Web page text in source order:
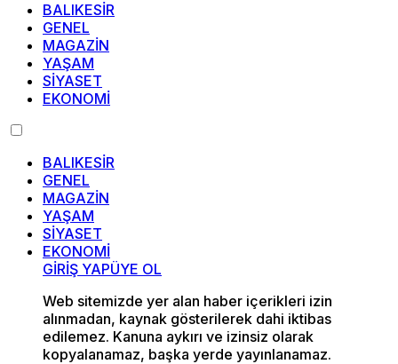
BALIKESİR
GENEL
MAGAZİN
YAŞAM
SİYASET
EKONOMİ
BALIKESİR
GENEL
MAGAZİN
YAŞAM
SİYASET
EKONOMİ
GİRİŞ YAPÜYE OL
Web sitemizde yer alan haber içerikleri izin
alınmadan, kaynak gösterilerek dahi iktibas
edilemez. Kanuna aykırı ve izinsiz olarak
kopyalanamaz, başka yerde yayınlanamaz.